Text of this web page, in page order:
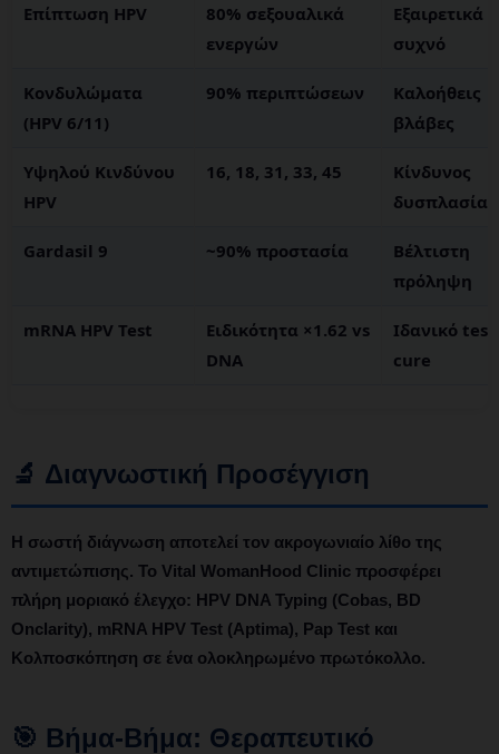
Επίπτωση HPV
80% σεξουαλικά
ενεργών
Εξαιρετικά
συχνό
Κονδυλώματα
(HPV 6/11)
90% περιπτώσεων
Καλοήθεις
βλάβες
Υψηλού Κινδύνου
HPV
16, 18, 31, 33, 45
Κίνδυνος
δυσπλασίας
Gardasil 9 ~90% προστασία
Βέλτιστη
πρόληψη
mRNA HPV Test
Ειδικότητα ×1.62 vs
DNA
Ιδανικό
cure
🔬 Διαγνωστική Προσέγγιση
Η σωστή διάγνωση αποτελεί τον ακρογωνιαίο λίθο της
αντιμετώπισης. Το Vital WomanHood Clinic προσφέρει
πλήρη μοριακό έλεγχο: HPV DNA Typing (Cobas, BD
Onclarity), mRNA HPV Test (Aptima), Pap Test και
Κολποσκόπηση σε ένα ολοκληρωμένο πρωτόκολλο.
🎯 Βήμα-Βήμα: Θεραπευτικό